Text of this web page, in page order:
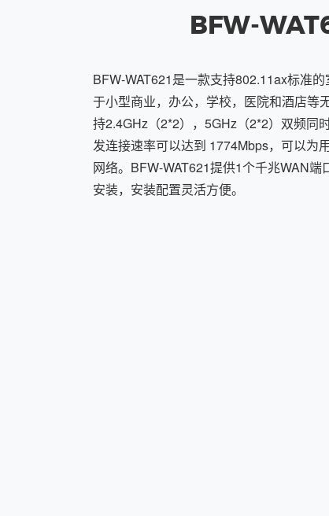
BFW-
BFW-WAT621是一款支持802.11ax标准
于小型商业，办公，学校，医院和酒店等
持2.4GHz（2*2），5GHz（2*2）双频同
发连接速率可以达到 1774Mbps，可以为
网络。BFW-WAT621提供1个千兆WAN
安装，安装配置灵活方便。